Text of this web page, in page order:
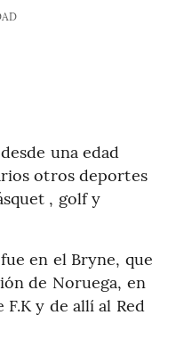
una edad
otros deportes
, golf y
en el Bryne, que
de Noruega, en
y de allí al Red